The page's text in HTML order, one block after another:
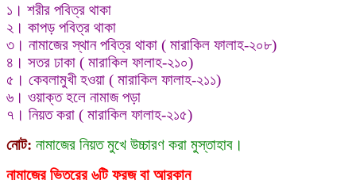
১। শরীর পবিত্র থাকা
২। কাপড় পবিত্র থাকা
৩। নামাজের স্থান পবিত্র থাকা ( মারাকিল ফালাহ-২০৮)
৪। সতর ঢাকা ( মারাকিল ফালাহ-২১০)
৫। কেবলামুখী হওয়া ( মারাকিল ফালাহ-২১১)
৬। ওয়াক্ত হলে নামাজ পড়া
৭। নিয়ত করা ( মারাকিল ফালাহ-২১৫)
নোট: নামাজের নিয়ত মুখে উচ্চারণ করা মুস্তাহাব।
নামাজের ভিতরের ৬টি ফরজ বা আরকান